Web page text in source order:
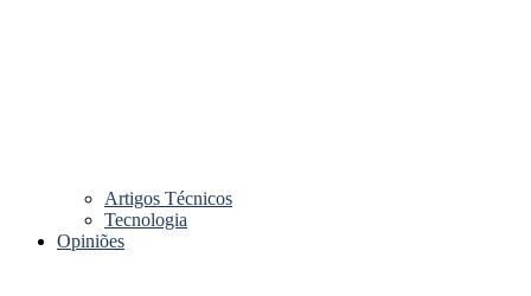
Artigos Técnicos
Tecnologia
Opiniões